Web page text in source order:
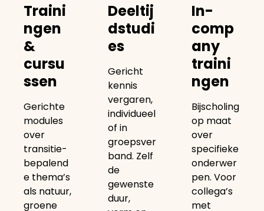
Traini
ngen
&
cursu
ssen
Gerichte
modules
over
transitie-
bepalend
e thema’s
als natuur,
groene
Deeltij
dstudi
es
Gericht
kennis
vergaren,
individueel
of in
groepsver
band. Zelf
de
gewenste
duur,
In-
comp
any
traini
ngen
Bijscholing
op maat
over
specifieke
onderwer
pen. Voor
collega’s
met